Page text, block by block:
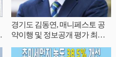
경기도 김동연, 매니페스토 공
약이행 및 정보공개 평가 최우